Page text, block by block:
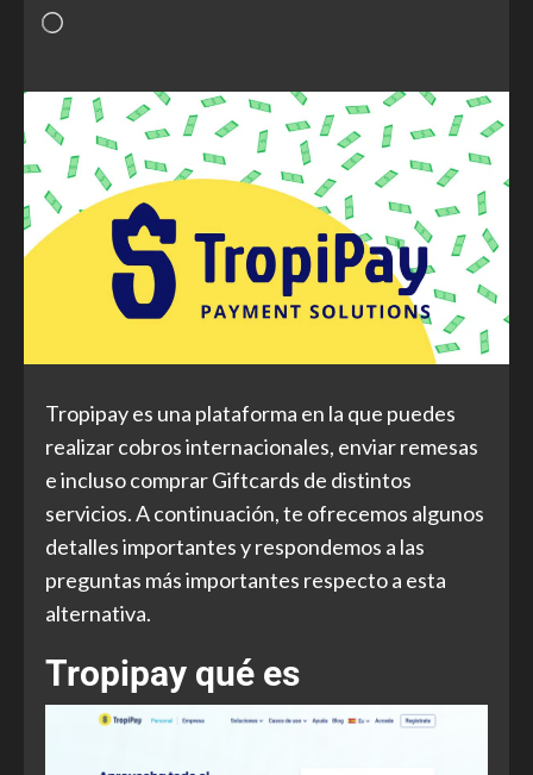
Tropipay es una plataforma en la que puedes
realizar cobros internacionales, enviar remesas
e incluso comprar Giftcards de distintos
servicios. A continuación, te ofrecemos algunos
detalles importantes y respondemos a las
preguntas más importantes respecto a esta
alternativa.
Tropipay qué es